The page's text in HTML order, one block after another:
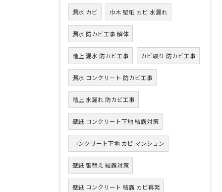
漏水 カビ 巾木 壁紙 カビ 水漏れ
漏水 防カビ工事 解体
階上 漏水 防カビ工事 カビ取り 防カビ工事
漏水 コンクリート 防カビ工事
階上 水漏れ 防カビ工事
壁紙 コンクリート下地 結露対策
コンクリート下地 カビ マンション
壁紙 張替え 結露対策
壁紙 コンクリート 結露 カビ再発